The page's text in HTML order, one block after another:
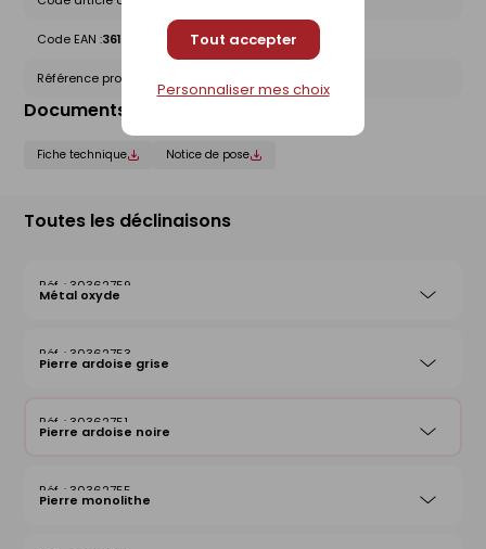
Tout accepter
Personnaliser mes choix
Code EAN :3612830013883
Référence produit nationale Gedimat :
Documents liés
Fiche technique Notice de pose
Toutes les déclinaisons
30362759
Métal oxyde
30362753
Pierre ardoise grise
30362751
Pierre ardoise noire
30362755
Pierre monolithe